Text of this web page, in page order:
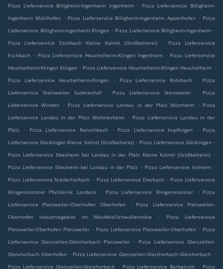
Pizza Lieferservice Billigheim-Ingenheim Ingenheim . Pizza Lieferservice Billigheim-
Ingenheim Mühlhofen . Pizza Lieferservice Billigheim-Ingenheim Appenhofen . Pizza
Lieferservice Billigheim-Ingenheim Klingen . Pizza Lieferservice Billigheim-Ingenheim .
Pizza Lieferservice Eschbach Kleine Kalmit (Großkelterei)
.
Pizza Lieferservice
Eschbach . Pizza Lieferservice Heuchelheim-Klingen Ingenheim . Pizza Lieferservice
Heuchelheim-Klingen Klingen . Pizza Lieferservice Heuchelheim-Klingen Heuchelheim .
Pizza Lieferservice Heuchelheim-Klingen
. Pizza Lieferservice Rohrbach .
Pizza
Lieferservice Steinweiler Sudetenhof
. Pizza Lieferservice Steinweiler .
Pizza
Lieferservice Winden
. Pizza Lieferservice Landau in der Pfalz Mörzheim . Pizza
Lieferservice Landau in der Pfalz Wollmesheim
. Pizza Lieferservice Landau in der
Pfalz
. Pizza Lieferservice Ranschbach . Pizza Lieferservice Impflingen .
Pizza
Lieferservice Göcklingen Kleine Kalmit (Großkelterei) . Pizza Lieferservice Göcklingen .
Pizza Lieferservice Ilbesheim bei Landau in der Pfalz Kleine Kalmit (Großkelterei) .
Pizza Lieferservice Ilbesheim bei Landau in der Pfalz . Pizza Lieferservice Insheim .
Pizza Lieferservice Niederhorbach . Pizza Lieferservice Dierbach . Pizza Lieferservice
Klingenmünster Pfalzklinik Landeck
. Pizza Lieferservice Klingenmünster .
Pizza
Lieferservice Pleisweiler-Oberhofen Oberhofen
.
Pizza Lieferservice Pleisweiler-
Oberhofen Industriegebiet Im Weidfeld-Schwüllenhöhe
.
Pizza Lieferservice
Pleisweiler-Oberhofen Pleisweiler . Pizza Lieferservice Pleisweiler-Oberhofen . Pizza
Lieferservice Gleiszellen-Gleishorbach Pleisweiler
. Pizza Lieferservice Gleiszellen-
Gleishorbach Oberhofen . Pizza Lieferservice Gleiszellen-Gleishorbach Gleishorbach .
Pizza Lieferservice Gleiszellen-Gleishorbach . Pizza Lieferservice Barbelroth . Pizza